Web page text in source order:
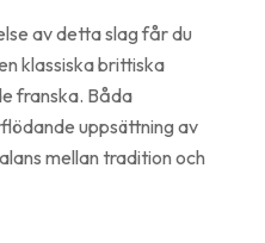
av detta slag får du
klassiska brittiska
franska. Båda
uppsättning av
mellan tradition och